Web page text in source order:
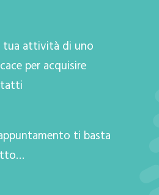
tua attività di uno
per acquisire
ti basta